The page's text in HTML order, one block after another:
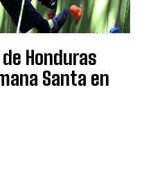
Honduras
Santa en